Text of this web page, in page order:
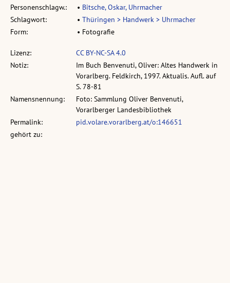
Personenschlagw.:
• Bitsche, Oskar, Uhrmacher
Schlagwort:
• Thüringen > Handwerk > Uhrmacher
Form:
• Fotografie
Lizenz:
CC BY-NC-SA 4.0
Notiz:
Im Buch Benvenuti, Oliver: Altes Handwerk in
Vorarlberg. Feldkirch, 1997. Aktualis. Aufl. auf
S. 78-81
Namensnennung:
Foto: Sammlung Oliver Benvenuti,
Vorarlberger Landesbibliothek
Permalink:
pid.volare.vorarlberg.at/o:146651
gehört zu: